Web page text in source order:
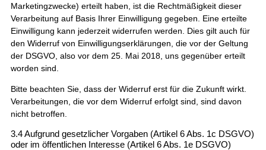
Marketingzwecke) erteilt haben, ist die Rechtmäßigkeit dieser
Verarbeitung auf Basis Ihrer Einwilligung gegeben. Eine erteilte
Einwilligung kann jederzeit widerrufen werden. Dies gilt auch für
den Widerruf von Einwilligungserklärungen, die vor der Geltung
der DSGVO, also vor dem 25. Mai 2018, uns gegenüber erteilt
worden sind.
Bitte beachten Sie, dass der Widerruf erst für die Zukunft wirkt.
Verarbeitungen, die vor dem Widerruf erfolgt sind, sind davon
nicht betroffen.
3.4 Aufgrund gesetzlicher Vorgaben (Artikel 6 Abs. 1c DSGVO)
oder im öffentlichen Interesse (Artikel 6 Abs. 1e DSGVO)